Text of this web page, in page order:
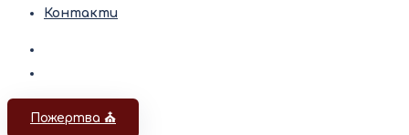
Контакти
Пожертва ⛪️